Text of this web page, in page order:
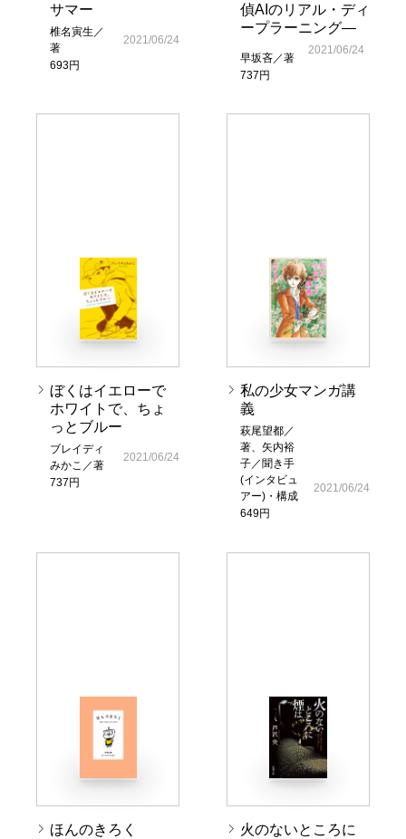
サマー
椎名寅生／
著
693円
2021/06/24
偵AIのリアル・ディ
ープラーニング―
早坂吝／著
737円
2021/06/24
ぼくはイエローで
ホワイトで、ちょ
っとブルー
ブレイディ
みかこ／著
737円
2021/06/24
私の少女マンガ講
義
萩尾望都／
著、矢内裕
子／聞き手
(インタビュ
アー)・構成
649円
2021/06/24
ほんのきろく
火のないところに